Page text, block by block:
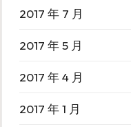
2017 年 7 月
2017 年 5 月
2017 年 4 月
2017 年 1 月